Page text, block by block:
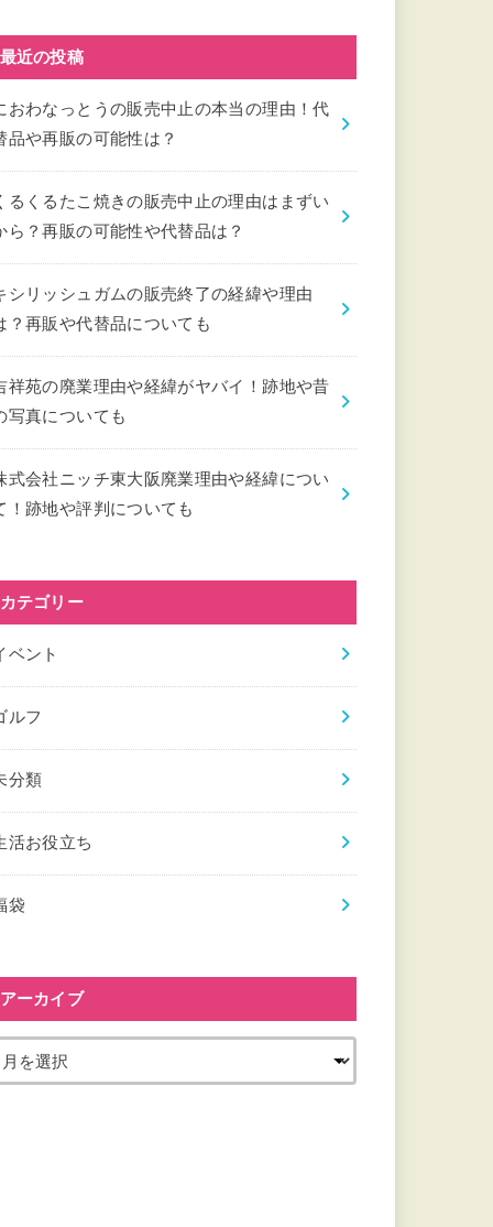
最近の投稿
おわなっとうの販売中止の本当の理由！代
品や再販の可能性は？
るくるたこ焼きの販売中止の理由はまずい
ら？再販の可能性や代替品は？
シリッシュガムの販売終了の経緯や理由
？再販や代替品についても
祥苑の廃業理由や経緯がヤバイ！跡地や昔
写真についても
式会社ニッチ東大阪廃業理由や経緯につい
！跡地や評判についても
カテゴリー
ベント
ルフ
分類
活お役立ち
袋
アーカイブ